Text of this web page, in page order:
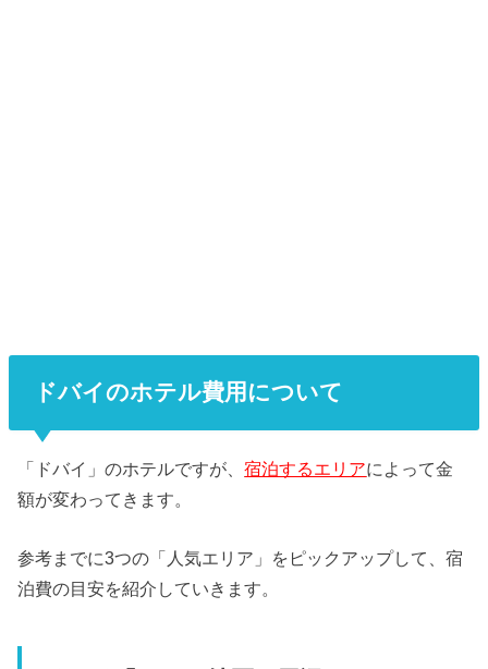
ドバイのホテル費用について
「ドバイ」のホテルですが、宿泊するエリアによって金
額が変わってきます。
参考までに3つの「人気エリア」をピックアップして、宿
泊費の目安を紹介していきます。